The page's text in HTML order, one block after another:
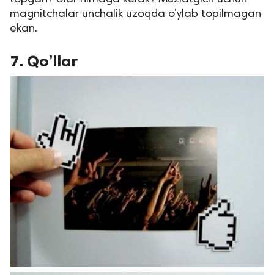
защищены.
magnitchalar unchalik uzoqda o’ylab topilmagan
ekan.
7. Qo’llar